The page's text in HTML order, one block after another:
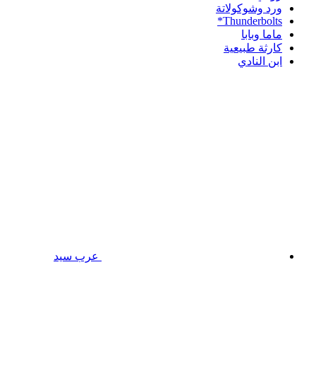
ورد وشوكولاتة
Thunderbolts*
ماما وبابا
كارثة طبيعية
ابن النادي
عرب سيد